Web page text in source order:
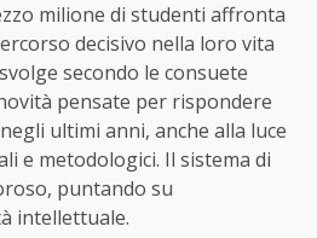
milione di studenti affronta
decisivo nella loro vita
secondo le consuete
pensate per rispondere
ultimi anni, anche alla luce
e metodologici. Il sistema di
puntando su
intellettuale.